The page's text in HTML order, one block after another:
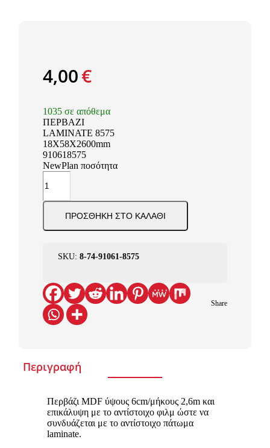
4,00€
1035 σε απόθεμα
ΠΕΡΒΑΖΙ
LAMINATE 8575
18Χ58X2600mm
910618575
NewPlan ποσότητα
ΠΡΟΣΘΉΚΗ ΣΤΟ ΚΑΛΆΘΙ
SKU: 8-74-91061-8575
Share
Περιγραφή
Περβάζι MDF ύψους 6cm/μήκους 2,6m και
επικάλυψη με το αντίστοιχο φιλμ ώστε να
συνδυάζεται με το αντίστοιχο πάτωμα
laminate.